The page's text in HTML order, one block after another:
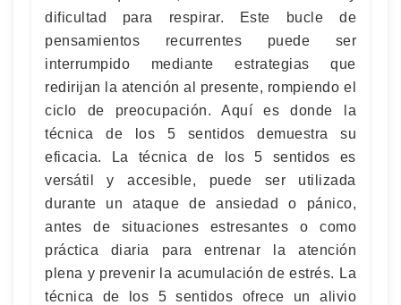
dificultad para respirar. Este bucle de
pensamientos recurrentes puede ser
interrumpido mediante estrategias que
redirijan la atención al presente, rompiendo el
ciclo de preocupación. Aquí es donde la
técnica de los 5 sentidos demuestra su
eficacia. La técnica de los 5 sentidos es
versátil y accesible, puede ser utilizada
durante un ataque de ansiedad o pánico,
antes de situaciones estresantes o como
práctica diaria para entrenar la atención
plena y prevenir la acumulación de estrés. La
técnica de los 5 sentidos ofrece un alivio